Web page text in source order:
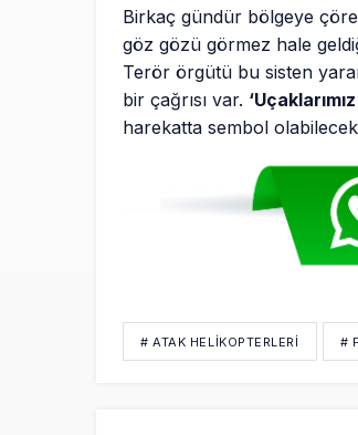
Birkaç gündür bölgeye
göz gözü görmez hale
Terör örgütü bu sisten
bir çağrısı var.
harekatta sembol
# ATAK HELIKOPTERLERI #